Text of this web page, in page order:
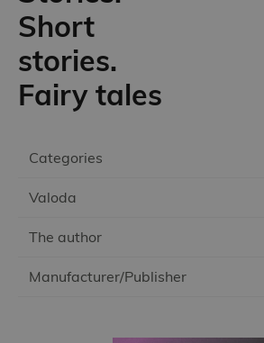
Categories
Valoda
The author
Manufacturer/Publisher
Short
stories.
Fairy tales